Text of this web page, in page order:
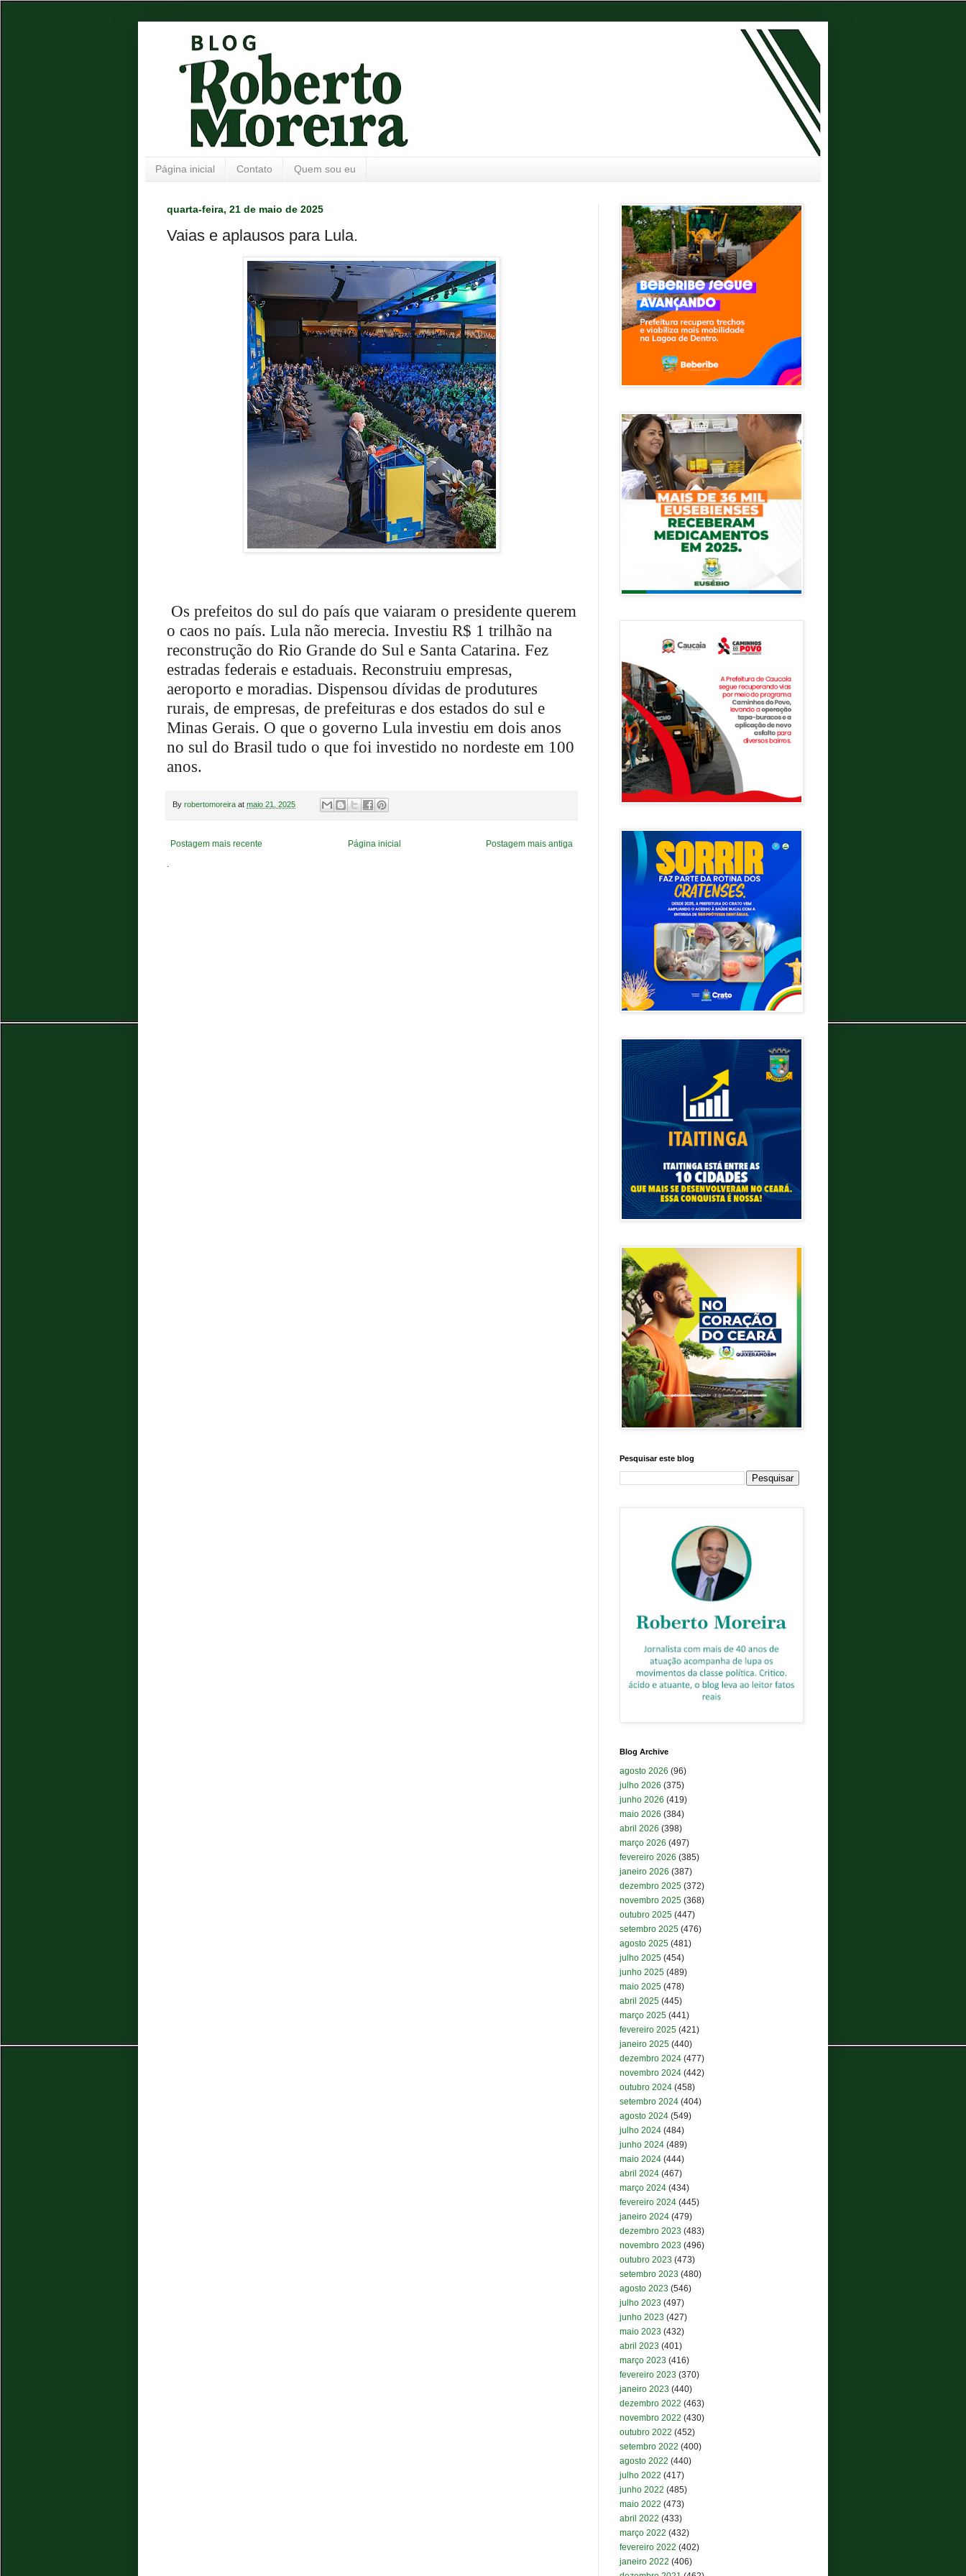
Página inicial Contato Quem sou eu
quarta-feira, 21 de maio de 2025
Vaias e aplausos para Lula.
Os prefeitos do sul do país que vaiaram o presidente querem
o caos no país. Lula não merecia. Investiu R$ 1 trilhão na
reconstrução do Rio Grande do Sul e Santa Catarina. Fez
estradas federais e estaduais. Reconstruiu empresas,
aeroporto e moradias. Dispensou dívidas de produtures
rurais, de empresas, de prefeituras e dos estados do sul e
Minas Gerais. O que o governo Lula investiu em dois anos
no sul do Brasil tudo o que foi investido no nordeste em 100
anos.
By robertomoreira at maio 21, 2025
Postagem mais recente Postagem mais antiga
Página inicial
.
Pesquisar este blog
Blog Archive
agosto 2026 (96)
julho 2026 (375)
junho 2026 (419)
maio 2026 (384)
abril 2026 (398)
março 2026 (497)
fevereiro 2026 (385)
janeiro 2026 (387)
dezembro 2025 (372)
novembro 2025 (368)
outubro 2025 (447)
setembro 2025 (476)
agosto 2025 (481)
julho 2025 (454)
junho 2025 (489)
maio 2025 (478)
abril 2025 (445)
março 2025 (441)
fevereiro 2025 (421)
janeiro 2025 (440)
dezembro 2024 (477)
novembro 2024 (442)
outubro 2024 (458)
setembro 2024 (404)
agosto 2024 (549)
julho 2024 (484)
junho 2024 (489)
maio 2024 (444)
abril 2024 (467)
março 2024 (434)
fevereiro 2024 (445)
janeiro 2024 (479)
dezembro 2023 (483)
novembro 2023 (496)
outubro 2023 (473)
setembro 2023 (480)
agosto 2023 (546)
julho 2023 (497)
junho 2023 (427)
maio 2023 (432)
abril 2023 (401)
março 2023 (416)
fevereiro 2023 (370)
janeiro 2023 (440)
dezembro 2022 (463)
novembro 2022 (430)
outubro 2022 (452)
setembro 2022 (400)
agosto 2022 (440)
julho 2022 (417)
junho 2022 (485)
maio 2022 (473)
abril 2022 (433)
março 2022 (432)
fevereiro 2022 (402)
janeiro 2022 (406)